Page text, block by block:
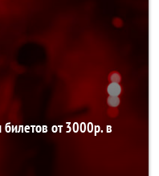
от 3000р. в